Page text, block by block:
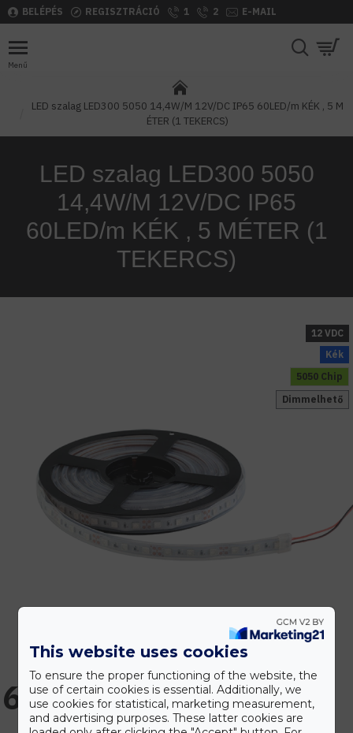
BELÉPÉS REGISZTRÁCIÓ 1 2 E-MAIL
LED szalag LED300 5050 14,4W/M 12V/DC IP65 60LED/m KÉK , 5 M
ÉTER (1 TEKERCS)
LED szalag LED300 5050
14,4W/M 12V/DC IP65
60LED/m KÉK , 5 MÉTER (1
TEKERCS)
Kék
5050 Chip
12 VDC
Dimmelhető
6.953 Ft
This website uses cookies
To ensure the proper functioning of the website, the
use of certain cookies is essential. Additionally, we
use cookies for statistical, marketing measurement,
and advertising purposes. These latter cookies are